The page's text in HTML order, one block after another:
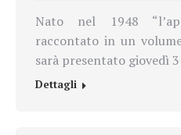
Nato nel 1948 “
raccontato in un
sarà presentato giovedì
Dettagli